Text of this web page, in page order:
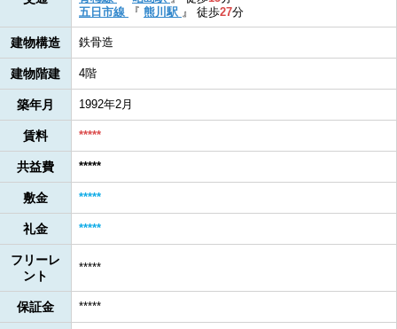
五日市線
『 熊川駅 』 徒歩27分
建物構造 鉄骨造
建物階建 4階
築年月 1992年2月
賃料 *****
共益費 *****
敷金 *****
礼金 *****
フリーレ
ント
*****
保証金 *****